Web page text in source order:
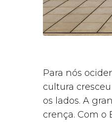
Para nós
cultura
os lados. A
crença. Com o